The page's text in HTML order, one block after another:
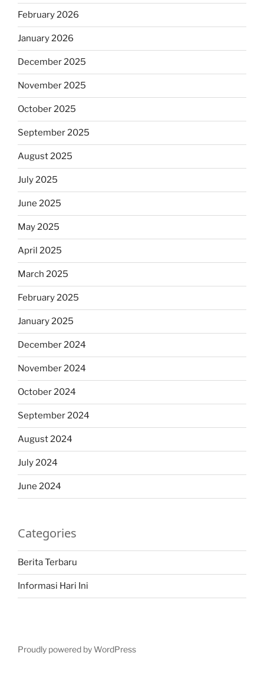
February 2026
January 2026
December 2025
November 2025
October 2025
September 2025
August 2025
July 2025
June 2025
May 2025
April 2025
March 2025
February 2025
January 2025
December 2024
November 2024
October 2024
September 2024
August 2024
July 2024
June 2024
Categories
Berita Terbaru
Informasi Hari Ini
Proudly powered by WordPress